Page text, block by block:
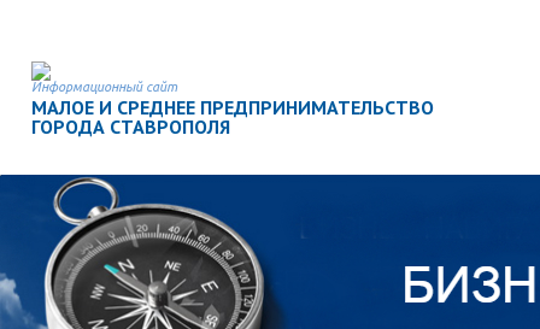
Информационный сайт
МАЛОЕ И СРЕДНЕЕ ПРЕДПРИНИМАТЕЛЬСТВО
ГОРОДА СТАВРОПОЛЯ